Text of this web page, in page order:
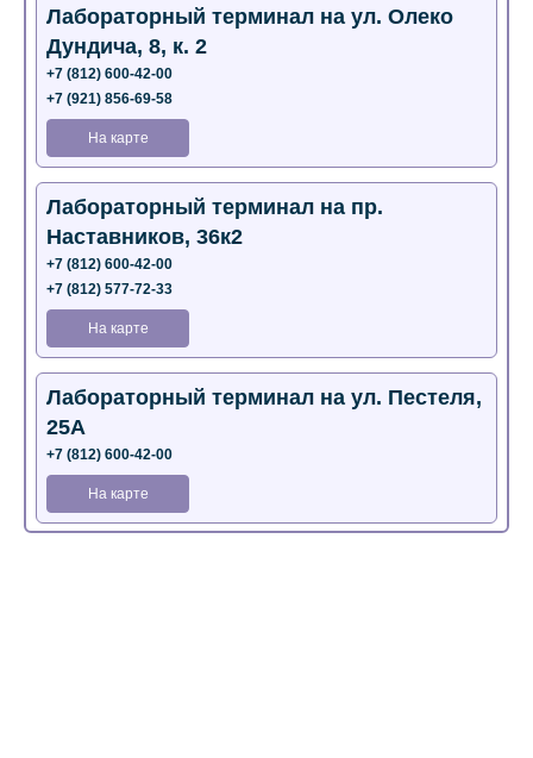
Лабораторный терминал на ул. Олеко
Дундича, 8, к. 2
+7 (812) 600-42-00
+7 (921) 856-69-58
На карте
Лабораторный терминал на пр.
Наставников, 36к2
+7 (812) 600-42-00
+7 (812) 577-72-33
На карте
Лабораторный терминал на ул. Пестеля,
25А
+7 (812) 600-42-00
На карте